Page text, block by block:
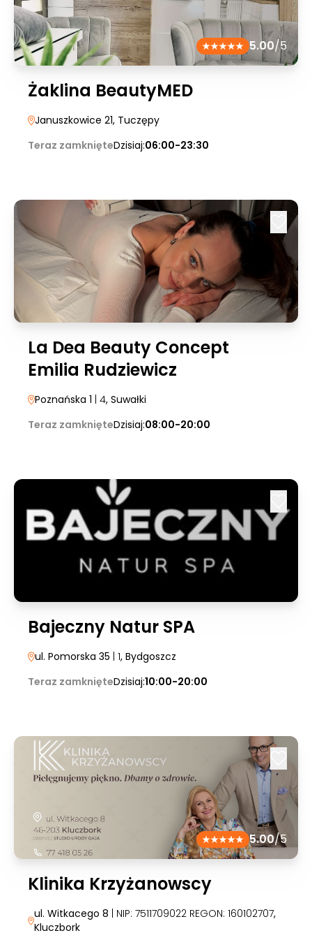
5.00/5
Żaklina BeautyMED
Januszkowice 21, Tuczępy
Teraz zamknięteDzisiaj:06:00-23:30
La Dea Beauty Concept
Emilia Rudziewicz
Poznańska 1 | 4, Suwałki
Teraz zamknięteDzisiaj:08:00-20:00
Bajeczny Natur SPA
ul. Pomorska 35 | 1, Bydgoszcz
Teraz zamknięteDzisiaj:10:00-20:00
5.00/5
Klinika Krzyżanowscy
ul. Witkacego 8 | NIP: 7511709022 REGON: 160102707,
Kluczbork